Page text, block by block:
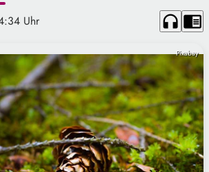
Uhr headphones chrome_reader_mode
Pixabay